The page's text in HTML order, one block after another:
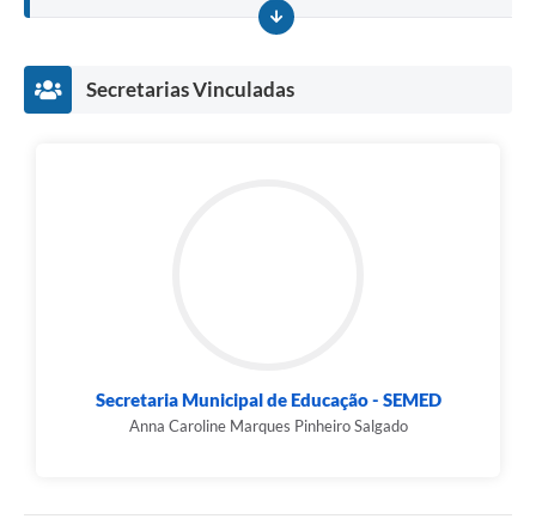
Secretarias Vinculadas
Secretaria Municipal de Educação - SEMED
Anna Caroline Marques Pinheiro Salgado